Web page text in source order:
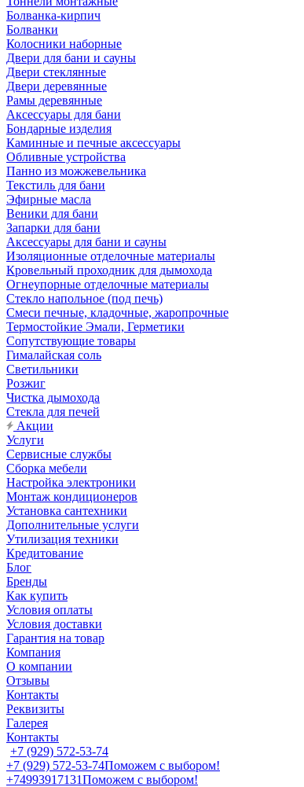
Болванка-кирпич
Болванки
Колосники наборные
Двери для бани и сауны
Двери стеклянные
Двери деревянные
Рамы деревянные
Аксессуары для бани
Бондарные изделия
Каминные и печные аксессуары
Обливные устройства
Панно из можжевельника
Текстиль для бани
Эфирные масла
Веники для бани
Запарки для бани
Аксессуары для бани и сауны
Изоляционные отделочные материалы
Кровельный проходник для дымохода
Огнеупорные отделочные материалы
Стекло напольное (под печь)
Смеси печные, кладочные, жаропрочные
Термостойкие Эмали, Герметики
Сопутствующие товары
Гималайская соль
Светильники
Розжиг
Чистка дымохода
Стекла для печей
Акции
Услуги
Сервисные службы
Сборка мебели
Настройка электроники
Монтаж кондиционеров
Установка сантехники
Дополнительные услуги
Утилизация техники
Кредитование
Блог
Бренды
Как купить
Условия оплаты
Условия доставки
Гарантия на товар
Компания
О компании
Отзывы
Контакты
Реквизиты
Галерея
Контакты
+7 (929) 572-53-74
+7 (929) 572-53-74Поможем с выбором!
+74993917131Поможем с выбором!